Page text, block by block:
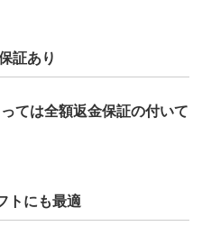
証あり
ては全額返金保証の付いて
トにも最適